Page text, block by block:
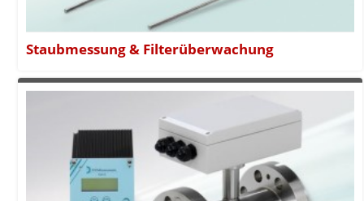
Staubmessung & Filterüberwachung